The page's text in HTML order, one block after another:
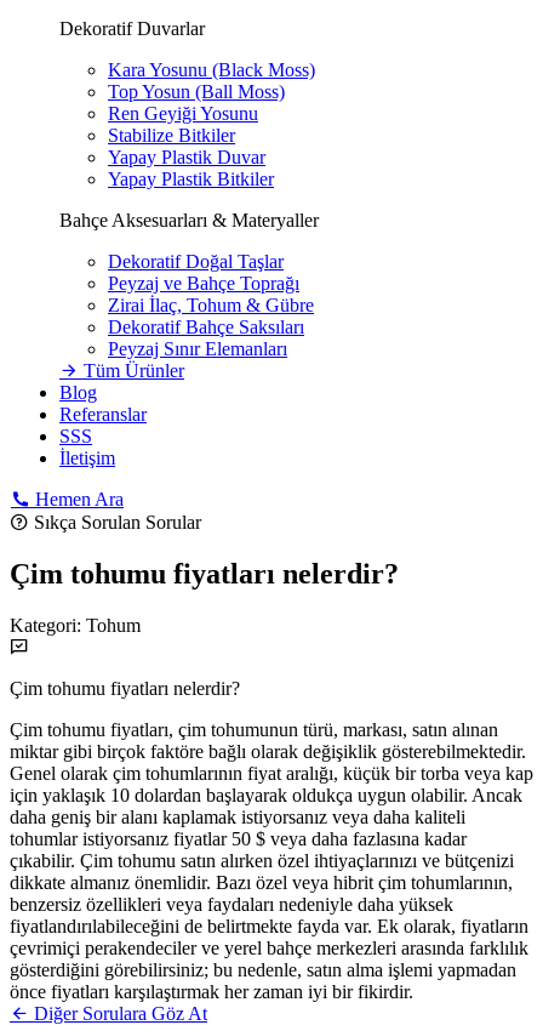
Dekoratif Duvarlar
Kara Yosunu (Black Moss)
Top Yosun (Ball Moss)
Ren Geyiği Yosunu
Stabilize Bitkiler
Yapay Plastik Duvar
Yapay Plastik Bitkiler
Bahçe Aksesuarları & Materyaller
Dekoratif Doğal Taşlar
Peyzaj ve Bahçe Toprağı
Zirai İlaç, Tohum & Gübre
Dekoratif Bahçe Saksıları
Peyzaj Sınır Elemanları
Tüm Ürünler
Blog
Referanslar
SSS
İletişim
Hemen Ara
Sıkça Sorulan Sorular
Çim tohumu fiyatları nelerdir?
Kategori: Tohum
Çim tohumu fiyatları nelerdir?
Çim tohumu fiyatları, çim tohumunun türü, markası, satın alınan
miktar gibi birçok faktöre bağlı olarak değişiklik gösterebilmektedir.
Genel olarak çim tohumlarının fiyat aralığı, küçük bir torba veya kap
için yaklaşık 10 dolardan başlayarak oldukça uygun olabilir. Ancak
daha geniş bir alanı kaplamak istiyorsanız veya daha kaliteli
tohumlar istiyorsanız fiyatlar 50 $ veya daha fazlasına kadar
çıkabilir. Çim tohumu satın alırken özel ihtiyaçlarınızı ve bütçenizi
dikkate almanız önemlidir. Bazı özel veya hibrit çim tohumlarının,
benzersiz özellikleri veya faydaları nedeniyle daha yüksek
fiyatlandırılabileceğini de belirtmekte fayda var. Ek olarak, fiyatların
çevrimiçi perakendeciler ve yerel bahçe merkezleri arasında farklılık
gösterdiğini görebilirsiniz; bu nedenle, satın alma işlemi yapmadan
önce fiyatları karşılaştırmak her zaman iyi bir fikirdir.
Diğer Sorulara Göz At